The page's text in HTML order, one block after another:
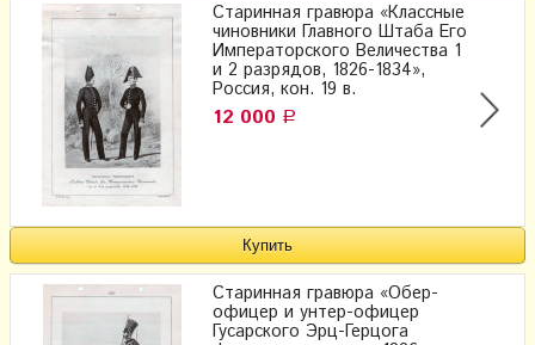
Старинная гравюра «Классные
чиновники Главного Штаба Его
Императорского Величества 1
и 2 разрядов, 1826-1834»,
Россия, кон. 19 в.
12 000 Р
Старинная гравюра «Обер-
офицер и унтер-офицер
Гусарского Эрц-Герцога